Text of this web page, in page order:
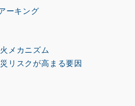
ーキング
メカニズム
リスクが高まる要因